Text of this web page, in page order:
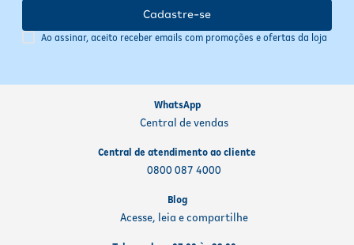
Ao assinar, aceito receber emails com promoções e ofertas da loja
Cadastre-se
WhatsApp
Central de vendas
Central de atendimento ao cliente
0800 087 4000
Blog
Acesse, leia e compartilhe